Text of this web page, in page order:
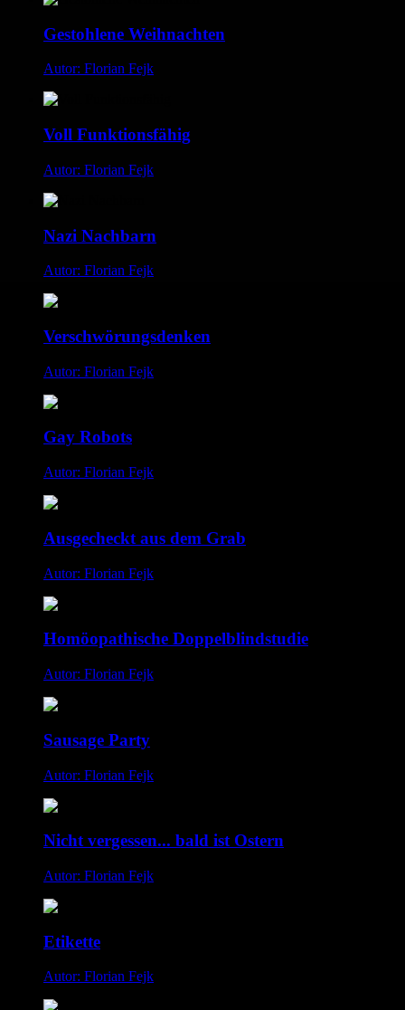
Gestohlene Weihnachten
Autor: Florian Fejk
Voll Funktionsfähig
Autor: Florian Fejk
Nazi Nachbarn
Autor: Florian Fejk
Verschwörungsdenken
Autor: Florian Fejk
Gay Robots
Autor: Florian Fejk
Ausgecheckt aus dem Grab
Autor: Florian Fejk
Homöopathische Doppelblindstudie
Autor: Florian Fejk
Sausage Party
Autor: Florian Fejk
Nicht vergessen... bald ist Ostern
Autor: Florian Fejk
Etikette
Autor: Florian Fejk